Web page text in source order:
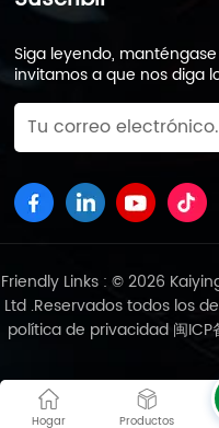
batería esté intacta.
necesario reemplazar
pueden ayudar a
reemplazar la batería
ascensor:Inspección
hinchazón, fugas o
batería; si está por
funcionamiento
reemplazarlo. Vida
más. Tenga en
general y la vida útil
rendimiento: si el
arrancar o la batería
el momento de
ascensor tarda más
Siga leyendo,
invitamos a que nos diga
Friendly Links : © 2026
Ltd .Reservados todos los
política de privacidad 闽
Hogar Productos